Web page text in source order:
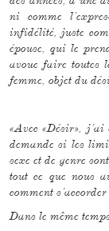
ni comme
infidélité, juste
épouse, qui le
avoue faire toutes
femme, objet du
«Avec «Désir»,
demande si les
sexe et de genre
tout ce que nous
comment
Dans le même